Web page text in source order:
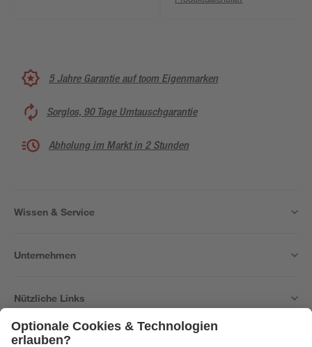
21,8 cm
5 Jahre Garantie auf toom Eigenmarken
Sorglos, 90 Tage Umtauschgarantie
Abholung im Markt in 2 Stunden
Wissen & Service
Unternehmen
Nützliche Links